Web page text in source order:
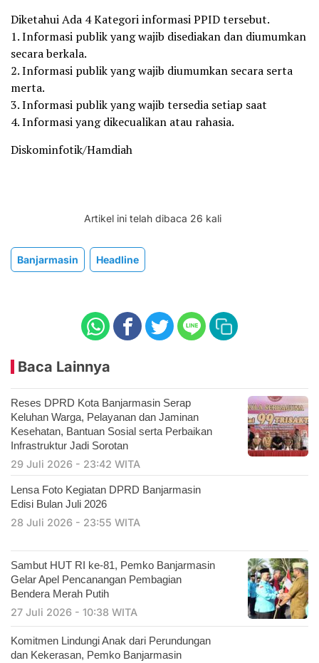
Diketahui Ada 4 Kategori informasi PPID tersebut.
1. Informasi publik yang wajib disediakan dan diumumkan
secara berkala.
2. Informasi publik yang wajib diumumkan secara serta
merta.
3. Informasi publik yang wajib tersedia setiap saat
4. Informasi yang dikecualikan atau rahasia.
Diskominfotik/Hamdiah
Artikel ini telah dibaca 26 kali
Banjarmasin Headline
Baca Lainnya
Reses DPRD Kota Banjarmasin Serap
Keluhan Warga, Pelayanan dan Jaminan
Kesehatan, Bantuan Sosial serta Perbaikan
Infrastruktur Jadi Sorotan
29 Juli 2026 - 23:42 WITA
Lensa Foto Kegiatan DPRD Banjarmasin
Edisi Bulan Juli 2026
28 Juli 2026 - 23:55 WITA
Sambut HUT RI ke-81, Pemko Banjarmasin
Gelar Apel Pencanangan Pembagian
Bendera Merah Putih
27 Juli 2026 - 10:38 WITA
Komitmen Lindungi Anak dari Perundungan
dan Kekerasan, Pemko Banjarmasin